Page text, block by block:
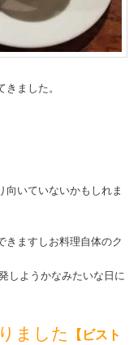
ました。
向いていないかもしれま
きますしお料理自体のク
しようかなみたいな日に
ました 【ビスト